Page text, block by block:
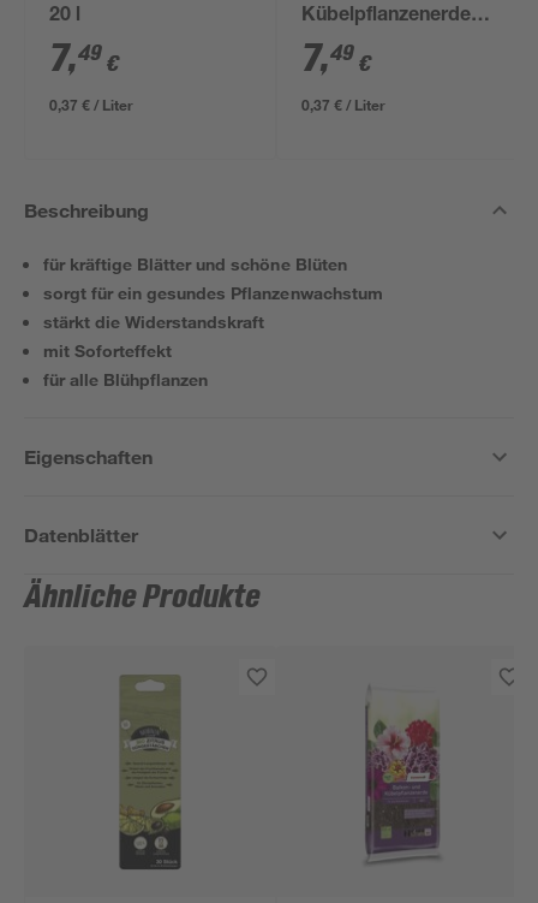
20 l
7,49 €
0,37 € / Liter
Kübelpflanzenerde
torffrei 20 l
7,49 €
0,37 € / Liter
Beschreibung
für kräftige Blätter und schöne Blüten
sorgt für ein gesundes Pflanzenwachstum
stärkt die Widerstandskraft
mit Soforteffekt
für alle Blühpflanzen
Eigenschaften
Datenblätter
Ähnliche Produkte